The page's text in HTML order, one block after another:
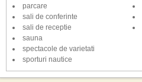
parcare
sali de conferinte
sali de receptie
sauna
spectacole de varietati
sporturi nautice